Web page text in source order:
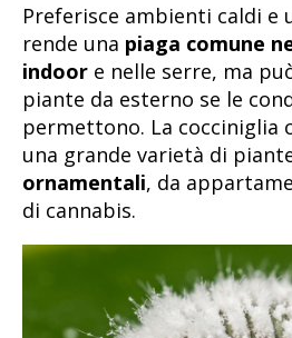
Preferisce ambienti caldi e
rende una piaga comune
indoor e nelle serre, ma
piante da esterno se le
permettono. La cocciniglia
una grande varietà di
ornamentali, da
di cannabis.